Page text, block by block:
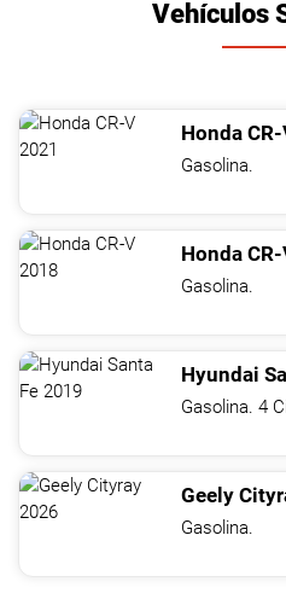
Vehículos
Honda
Gasolina.
Honda
Gasolina.
Hyundai
Gasolina. 4
Geely
Gasolina.